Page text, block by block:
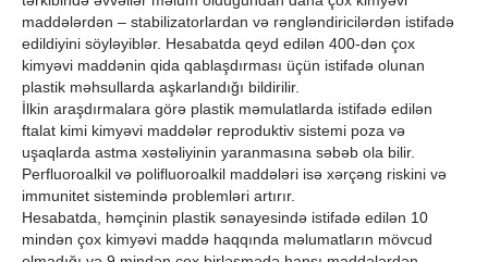
maddələrdən – stabilizatorlardan və rəngləndiricilərdən istifadə
edildiyini söyləyiblər. Hesabatda qeyd edilən 400-dən çox
kimyəvi maddənin qida qablaşdırması üçün istifadə olunan
plastik məhsullarda aşkarlandığı bildirilir.
İlkin araşdırmalara görə plastik məmulatlarda istifadə edilən
ftalat kimi kimyəvi maddələr reproduktiv sistemi poza və
uşaqlarda astma xəstəliyinin yaranmasına səbəb ola bilir.
Perfluoroalkil və polifluoroalkil maddələri isə xərçəng riskini və
immunitet sistemində problemləri artırır.
Hesabatda, həmçinin plastik sənayesində istifadə edilən 10
mindən çox kimyəvi maddə haqqında məlumatların mövcud